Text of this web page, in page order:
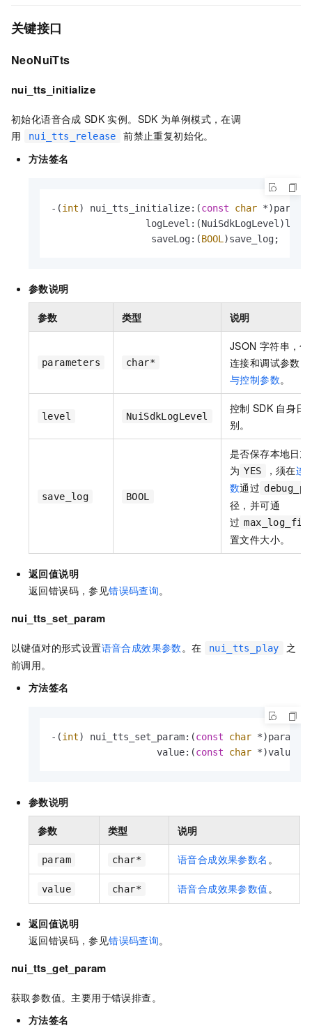
关键接口
NeoNuiTts
nui_tts_initialize
初始化语音合成 SDK 实例。SDK 为单例模式，在调
用
nui_tts_release
前禁止重复初始化。
方法签名
-(int) nui_tts_initialize:(const char
                 logLevel:(NuiSdkLogLevel)level
                  saveLog:(
BOOL )save_log;
参数说明
参数 类型 说明
parameters char*
JSON 字符串，
连接和调试参数
与控制参数。
level NuiSdkLogLevel
控制 SDK 自身日
别。
save_log BOOL
是否保存本地日
为 YES ，须在连
数通过
径，并可通
过
置文件大小。
返回值说明
返回错误码，参见错误码查询。
nui_tts_set_param
以键值对的形式设置语音合成效果参数。在 nui_tts_play
之
前调用。
方法签名
-(int) nui_tts_set_param:(const char *)param
                   value:(
const char *)value;
参数说明
参数 类型 说明
param char* 语音合成效果参数名 。
value char* 语音合成效果参数值。
返回值说明
返回错误码，参见错误码查询。
nui_tts_get_param
获取参数值。主要用于错误排查。
方法签名